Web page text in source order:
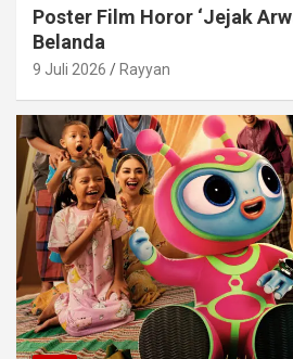
Poster Film Horor ‘Jejak
Belanda
9 Juli 2026 Rayyan